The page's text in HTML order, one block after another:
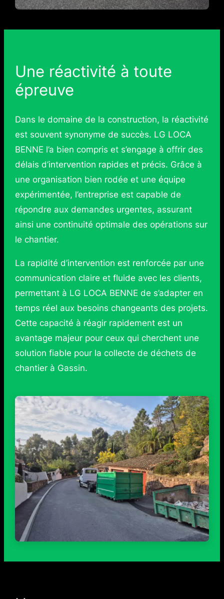
Une réactivité à toute
épreuve
Dans le domaine de la construction, la réactivité
est souvent synonyme de succès. LG LOCA
BENNE l’a bien compris et s’engage à offrir des
délais d’intervention rapides et précis. Grâce à
une organisation bien rodée et une équipe
expérimentée, l’entreprise est capable de
répondre aux demandes urgentes, assurant
ainsi une continuité optimale des opérations sur
le chantier.
La rapidité d’intervention est renforcée par une
communication claire et fluide avec les clients,
permettant à LG LOCA BENNE de s’adapter en
temps réel aux besoins changeants des projets.
Cette capacité à réagir rapidement est un
avantage majeur pour ceux qui cherchent une
solution fiable pour la collecte de déchets de
chantier à Gassin.